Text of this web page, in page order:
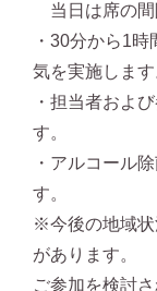
当日は席の間
・30分から1
気を実施します
・担当者およ
す。
・アルコール
す。
※今後の地域状
があります。
ご参加を検討